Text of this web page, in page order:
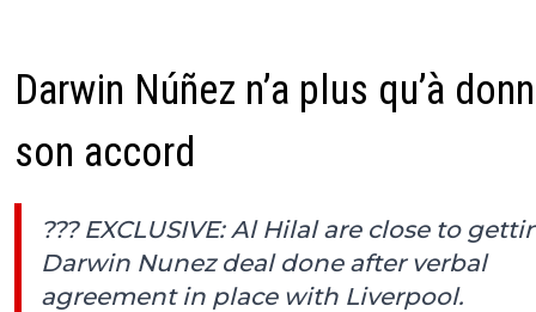
Darwin Núñez n’a plus qu’à
son accord
??? EXCLUSIVE: Al Hilal are close to
Darwin Nunez deal done after verbal
agreement in place with Liverpool.